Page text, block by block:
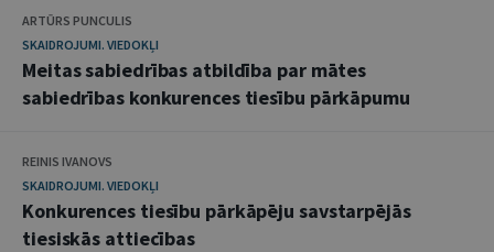
ARTŪRS PUNCULIS
SKAIDROJUMI. VIEDOKĻI
Meitas sabiedrības atbildība par mātes
sabiedrības konkurences tiesību pārkāpumu
REINIS IVANOVS
SKAIDROJUMI. VIEDOKĻI
Konkurences tiesību pārkāpēju savstarpējās
tiesiskās attiecības